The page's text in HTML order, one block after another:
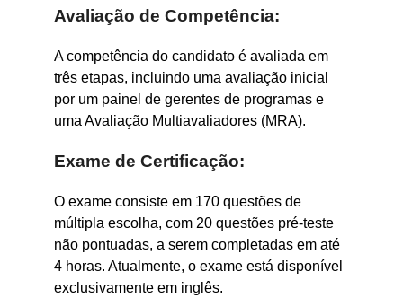
Avaliação de Competência:
A competência do candidato é avaliada em
três etapas, incluindo uma avaliação inicial
por um painel de gerentes de programas e
uma Avaliação Multiavaliadores (MRA).
Exame de Certificação:
O exame consiste em 170 questões de
múltipla escolha, com 20 questões pré-teste
não pontuadas, a serem completadas em até
4 horas. Atualmente, o exame está disponível
exclusivamente em inglês.